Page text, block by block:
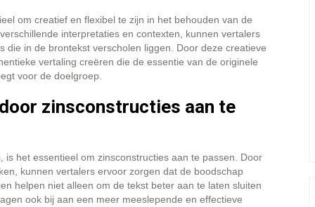
om creatief en flexibel te zijn in het behouden van de
interpretaties en contexten, kunnen vertalers
in de brontekst verscholen liggen. Door deze creatieve
vertaling creëren die de essentie van de originele
voor de doelgroep.
zinsconstructies aan te
het essentieel om zinsconstructies aan te passen. Door
kunnen vertalers ervoor zorgen dat de boodschap
helpen niet alleen om de tekst beter aan te laten sluiten
ook bij aan een meer meeslepende en effectieve